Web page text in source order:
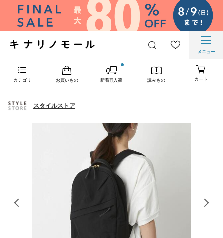
メニュー
カテゴリ お買いもの 新着再入荷 読みもの カート
スタイルストア